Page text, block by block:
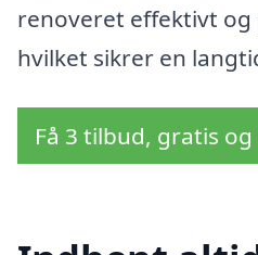
renoveret effektivt og
hvilket sikrer en
Få 3 tilbud, gratis